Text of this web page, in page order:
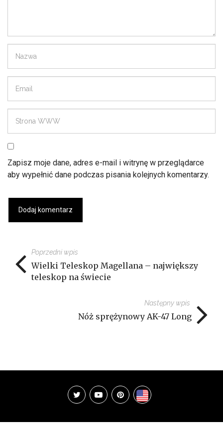
Zapisz moje dane, adres e-mail i witrynę w przeglądarce
aby wypełnić dane podczas pisania kolejnych komentarzy.
Poprzedni wpis
Wielki Teleskop Magellana – największy
teleskop na świecie
Następny wpis
Nóż sprężynowy AK-47 Long
Copyright 1rblog.pl - 2018 - Wszystkie prawa zastrzeżone.